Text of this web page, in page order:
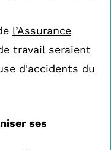
l’Assurance
travail seraient
d'accidents du
ses